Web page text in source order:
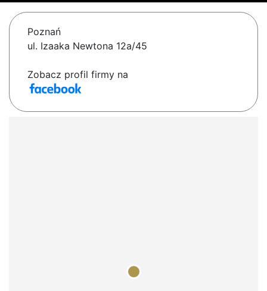
Poznań
ul. Izaaka Newtona 12a/45
Zobacz profil firmy na